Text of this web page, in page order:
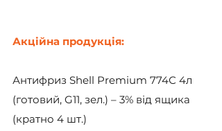
Акційна продукція:
Антифриз Shell Premium 774С 4л
(готовий, G11, зел.) – 3% від ящика
(кратно 4 шт.)